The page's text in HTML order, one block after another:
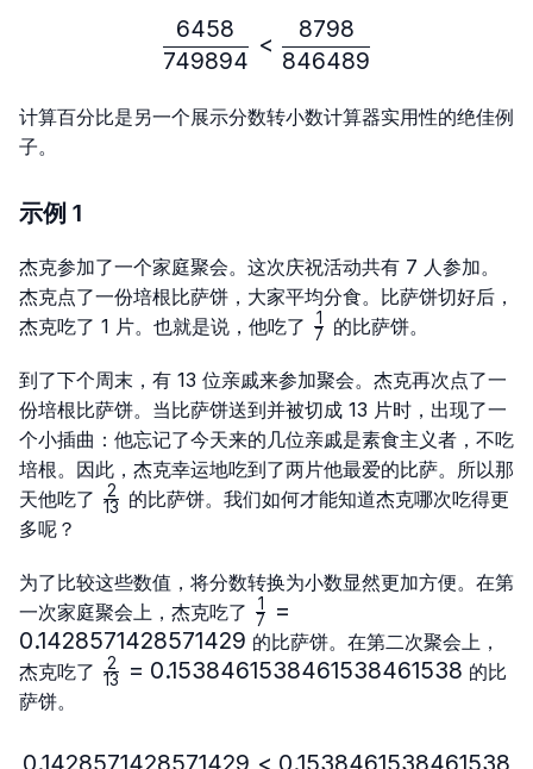
\frac{6458}{749894} <
749894
6458
<
846489
8798
计算百分比是另一个展示分数转小数计算器实用性的绝佳例
子。
示例 1
杰克参加了一个家庭聚会。这次庆祝活动共有 7 人参加。
杰克点了一份培根比萨饼，大家平均分食。比萨饼切好后，
杰克吃了 1 片。也就是说，他吃了 \frac{1}
7
1 的比萨饼。
到了下个周末，有 13 位亲戚来参加聚会。杰克再次点了一
份培根比萨饼。当比萨饼送到并被切成 13 片时，出现了一
个小插曲：他忘记了今天来的几位亲戚是素食主义者，不吃
培根。因此，杰克幸运地吃到了两片他最爱的比萨。所以那
天他吃了 \frac{2}
13
2
的比萨饼。我们如何才能知道杰克哪次吃得更
多呢？
为了比较这些数值，将分数转换为小数显然更加方便。在第
一次家庭聚会上，杰克吃了 \frac{1}
{7}=0.1428571428571429
7
1
=
0.1428571428571429 的比萨饼。在第二次聚会上，
杰克吃了 \frac{2}
13
2 = 0.1538461538461538461538 的比
萨饼。
0.1428571428571429 <
0.1428571428571429 < 0.1538461538461538